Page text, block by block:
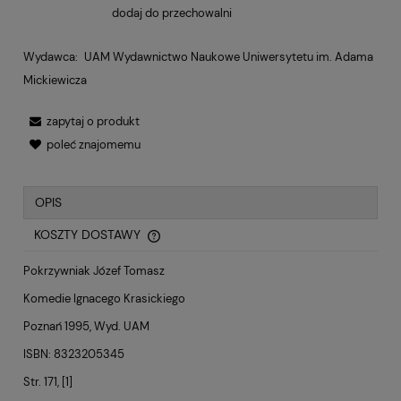
dodaj do przechowalni
Wydawca: UAM Wydawnictwo Naukowe Uniwersytetu im. Adama
Mickiewicza
zapytaj o produkt
poleć znajomemu
OPIS
KOSZTY DOSTAWY
CENA NIE ZAWIERA EWENTUALNYCH KOSZTÓW PŁATNOŚCI
Pokrzywniak Józef Tomasz
Komedie Ignacego Krasickiego
Poznań 1995, Wyd. UAM
ISBN: 8323205345
Str. 171, [1]